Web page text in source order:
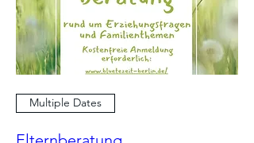
Multiple Dates